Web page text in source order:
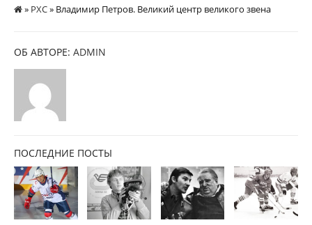
» РХС» Владимир Петров. Великий центр великого звена
ОБ АВТОРЕ: ADMIN
ПОСЛЕДНИЕ ПОСТЫ